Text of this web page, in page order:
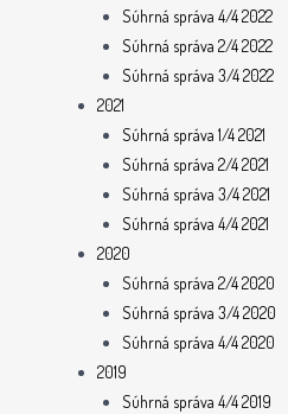
Súhrná správa 4/4 2022
Súhrná správa 2/4 2022
Súhrná správa 3/4 2022
2021
Súhrná správa 1/4 2021
Súhrná správa 2/4 2021
Súhrná správa 3/4 2021
Súhrná správa 4/4 2021
2020
Súhrná správa 2/4 2020
Súhrná správa 3/4 2020
Súhrná správa 4/4 2020
2019
Súhrná správa 4/4 2019